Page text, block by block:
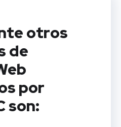
otros
de
por
son: